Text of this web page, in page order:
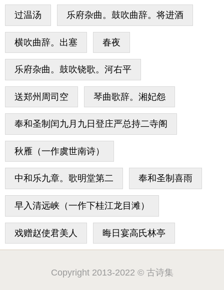
过温汤 乐府杂曲。鼓吹曲辞。将进酒
横吹曲辞。出塞 春夜
乐府杂曲。鼓吹铙歌。河右平
送郑州周司空 琴曲歌辞。湘妃怨
奉和圣制闰九月九日登庄严总持二寺阁
秋雁（一作虞世南诗）
中和乐九章。歌明堂第二 奉和圣制喜雨
早入清远峡（一作下桂江龙目滩）
戏赠赵使君美人 晦日宴高氏林亭
Copyright 2013-2022 © 古诗集